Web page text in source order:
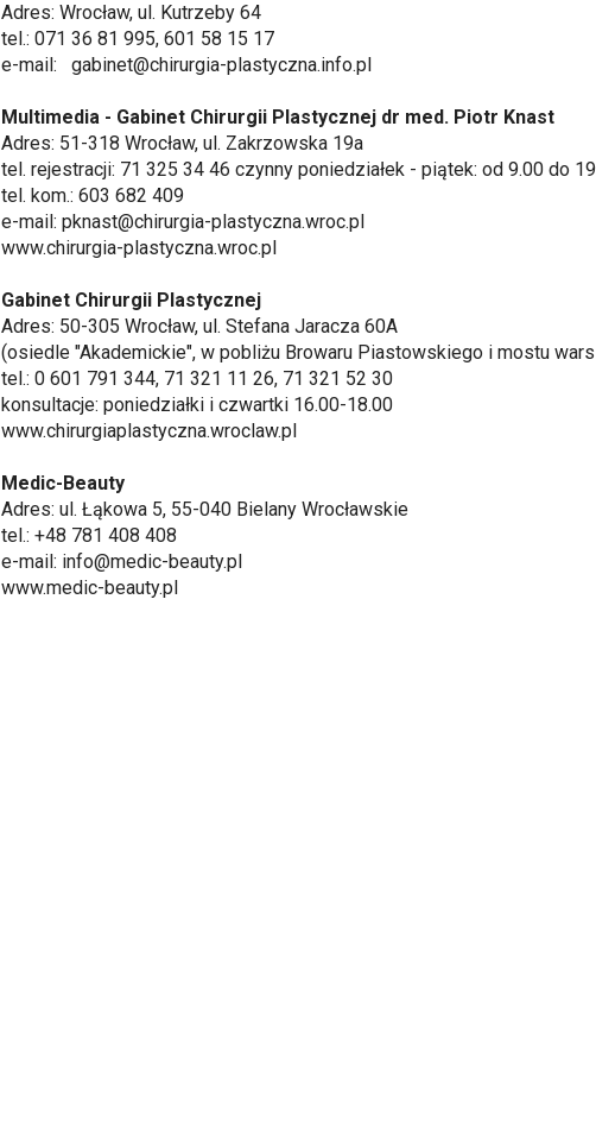
Adres: Wrocław, ul. Kutrzeby 64
tel.: 071 36 81 995, 601 58 15 17
e-mail: gabinet@chirurgia-plastyczna.info.pl
Multimedia - Gabinet Chirurgii Plastycznej dr med. Piotr Knast
Adres: 51-318 Wrocław, ul. Zakrzowska 19a
tel. rejestracji: 71 325 34 46 czynny poniedziałek - piątek: od 9.00 do
tel. kom.: 603 682 409
e-mail: pknast@chirurgia-plastyczna.wroc.pl
www.chirurgia-plastyczna.wroc.pl
Gabinet Chirurgii Plastycznej
Adres: 50-305 Wrocław, ul. Stefana Jaracza 60A
(osiedle "Akademickie", w pobliżu Browaru Piastowskiego i mostu
tel.: 0 601 791 344, 71 321 11 26, 71 321 52 30
konsultacje: poniedziałki i czwartki 16.00-18.00
www.chirurgiaplastyczna.wroclaw.pl
Medic-Beauty
Adres: ul. Łąkowa 5, 55-040 Bielany Wrocławskie
tel.: +48 781 408 408
e-mail: info@medic-beauty.pl
www.medic-beauty.pl